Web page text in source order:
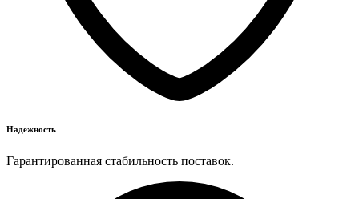
Надежность
Гарантированная стабильность поставок.